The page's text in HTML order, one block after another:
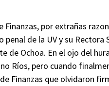
Finanzas, por extrañas
de la UV y su Rectora
de Ochoa. En el ojo del
Ríos, pero cuando
Finanzas que olvidaron